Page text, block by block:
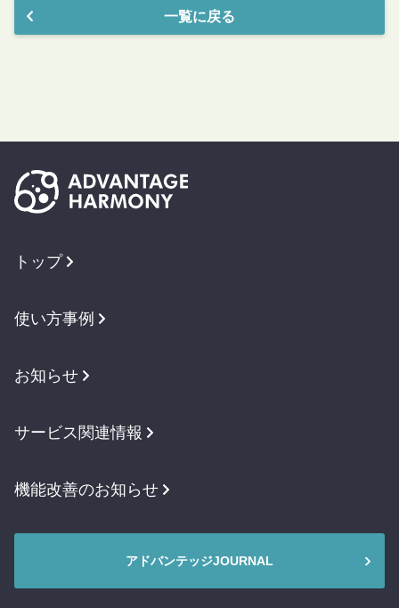
一覧に戻る
トップ
使い方事例
お知らせ
サービス関連情報
機能改善のお知らせ
アドバンテッジJOURNAL